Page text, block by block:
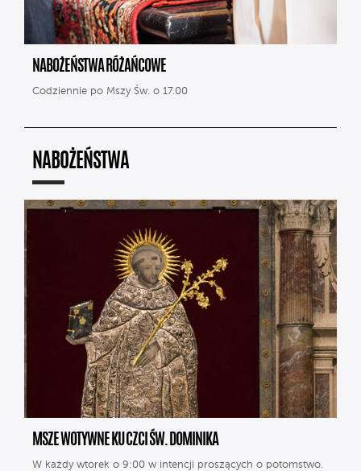
NABOŻEŃSTWA RÓŻAŃCOWE
Codziennie po Mszy Św. o 17.00
NABOŻEŃSTWA
MSZE WOTYWNE KU CZCI ŚW. DOMINIKA
W każdy wtorek o 9:00 w intencji proszących o potomstwo.